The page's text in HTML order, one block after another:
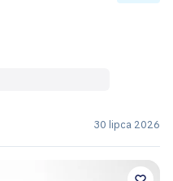
30 lipca 2026